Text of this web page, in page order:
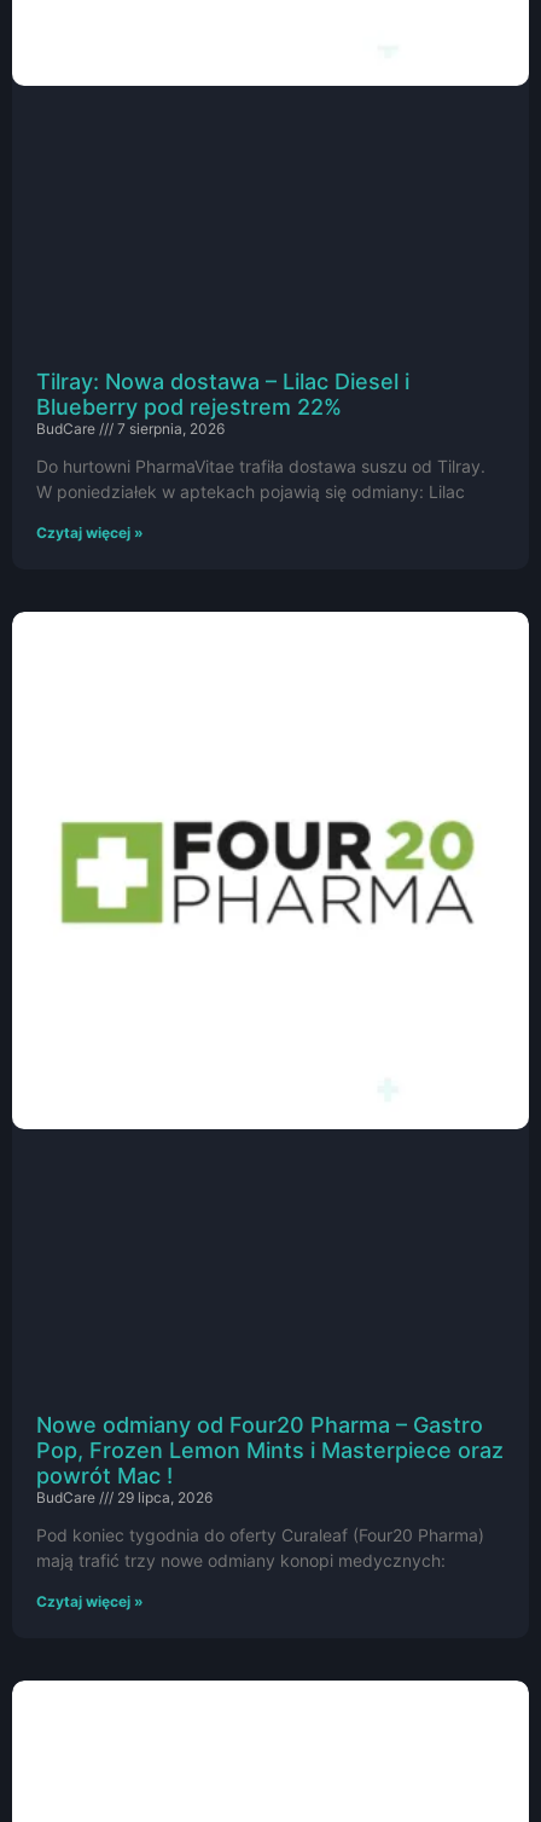
Tilray: Nowa dostawa – Lilac Diesel i
Blueberry pod rejestrem 22%
BudCare 7 sierpnia, 2026
Do hurtowni PharmaVitae trafiła dostawa suszu od Tilray.
W poniedziałek w aptekach pojawią się odmiany: Lilac
Czytaj więcej »
Nowe odmiany od Four20 Pharma – Gastro
Pop, Frozen Lemon Mints i Masterpiece oraz
powrót Mac !
BudCare 29 lipca, 2026
Pod koniec tygodnia do oferty Curaleaf (Four20 Pharma)
mają trafić trzy nowe odmiany konopi medycznych:
Czytaj więcej »